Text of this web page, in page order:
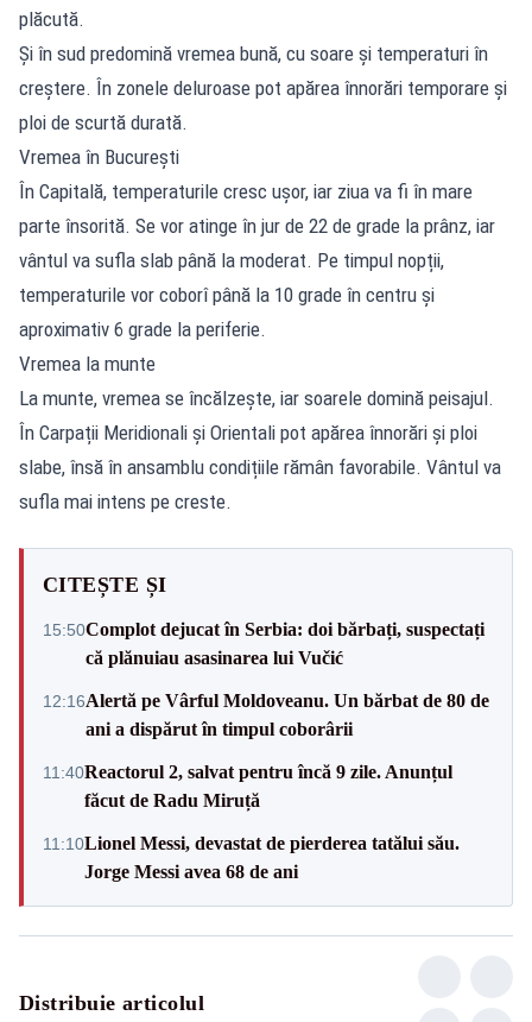
plăcută.
Și în sud predomină vremea bună, cu soare și temperaturi în
creștere. În zonele deluroase pot apărea înnorări temporare și
ploi de scurtă durată.
Vremea în București
În Capitală, temperaturile cresc ușor, iar ziua va fi în mare
parte însorită. Se vor atinge în jur de 22 de grade la prânz, iar
vântul va sufla slab până la moderat. Pe timpul nopții,
temperaturile vor coborî până la 10 grade în centru și
aproximativ 6 grade la periferie.
Vremea la munte
La munte, vremea se încălzește, iar soarele domină peisajul.
În Carpații Meridionali și Orientali pot apărea înnorări și ploi
slabe, însă în ansamblu condițiile rămân favorabile. Vântul va
sufla mai intens pe creste.
CITEȘTE ȘI
15:50Complot dejucat în Serbia: doi bărbați, suspectați
că plănuiau asasinarea lui Vučić
12:16Alertă pe Vârful Moldoveanu. Un bărbat de 80 de
ani a dispărut în timpul coborârii
11:40Reactorul 2, salvat pentru încă 9 zile. Anunțul
făcut de Radu Miruță
11:10Lionel Messi, devastat de pierderea tatălui său.
Jorge Messi avea 68 de ani
Distribuie articolul